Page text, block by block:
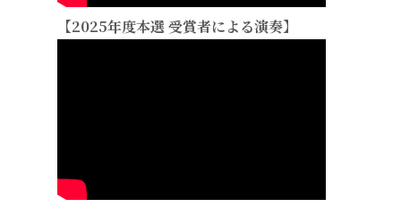
【2025年度本選 受賞者による演奏】